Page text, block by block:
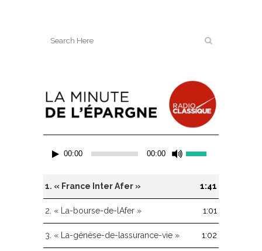
audio
00:00 00:00
haut/bas
pour
augmenter
ou
diminuer
le
1. « France Inter Afer » 1:41
2. « La-bourse-de-lAfer » 1:01
3. « La-génèse-de-lassurance-vie » 1:02